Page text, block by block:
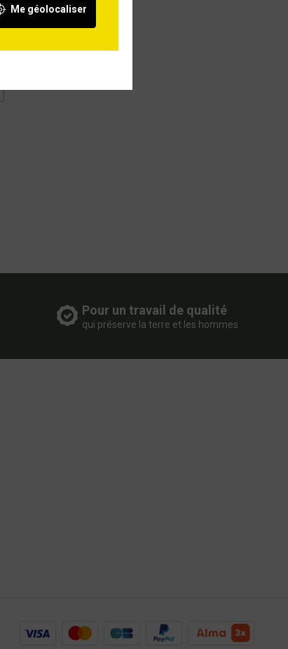
Pour un travail de qualité
qui préserve la terre et les hommes
Me géolocaliser